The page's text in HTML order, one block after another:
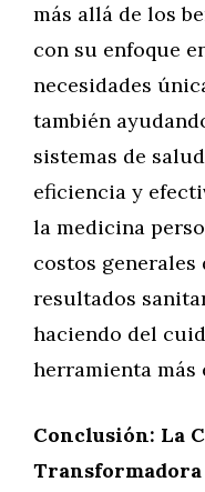
más allá de los
con su enfoque
necesidades
también
sistemas de
eficiencia y
la medicina
costos
resultados
haciendo del
herramienta más
Conclusión: La